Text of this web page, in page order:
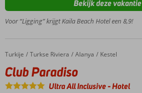
zwembad
met
met
volop
vermaak
en
Voor “Ligging” krijgt Kaila Beach Hotel een 8,9!
Bekijk deze vakantie
Home
Turkije Turkse Riviera Alanya Kestel
Club Paradiso
Club Paradiso
Ultra All Inclusive-Hotel